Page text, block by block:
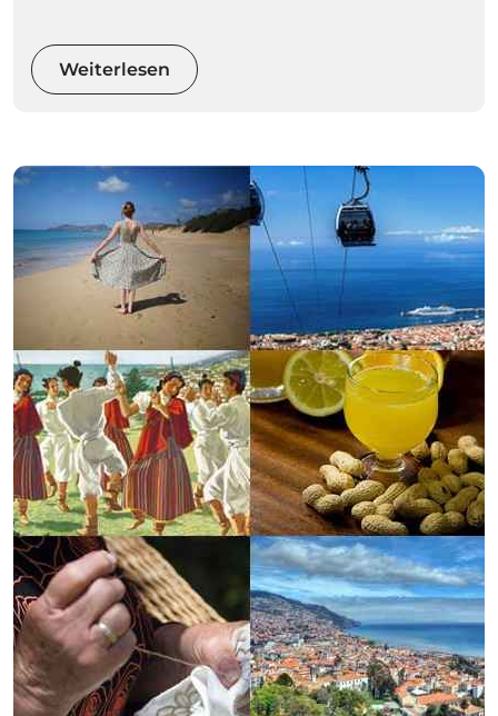
können Sie eine ruhigere Aktivität wählen oder
Ihren Adrenalinspiegel mit Extremsportarten
wecken.
Weiterlesen